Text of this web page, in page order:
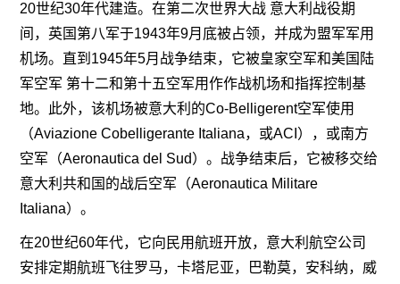
20世纪30年代建造。在第二次世界大战 意大利战役期
间，英国第八军于1943年9月底被占领，并成为盟军军用
机场。直到1945年5月战争结束，它被皇家空军和美国陆
军空军 第十二和第十五空军用作作战机场和指挥控制基
地。此外，该机场被意大利的Co-Belligerent空军使用
（Aviazione Cobelligerante Italiana，或ACI），或南方
空军（Aeronautica del Sud）。战争结束后，它被移交给
意大利共和国的战后空军（Aeronautica Militare
Italiana）。
在20世纪60年代，它向民用航班开放，意大利航空公司
安排定期航班飞往罗马，卡塔尼亚，巴勒莫，安科纳，威